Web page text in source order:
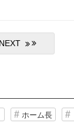
ホーム長